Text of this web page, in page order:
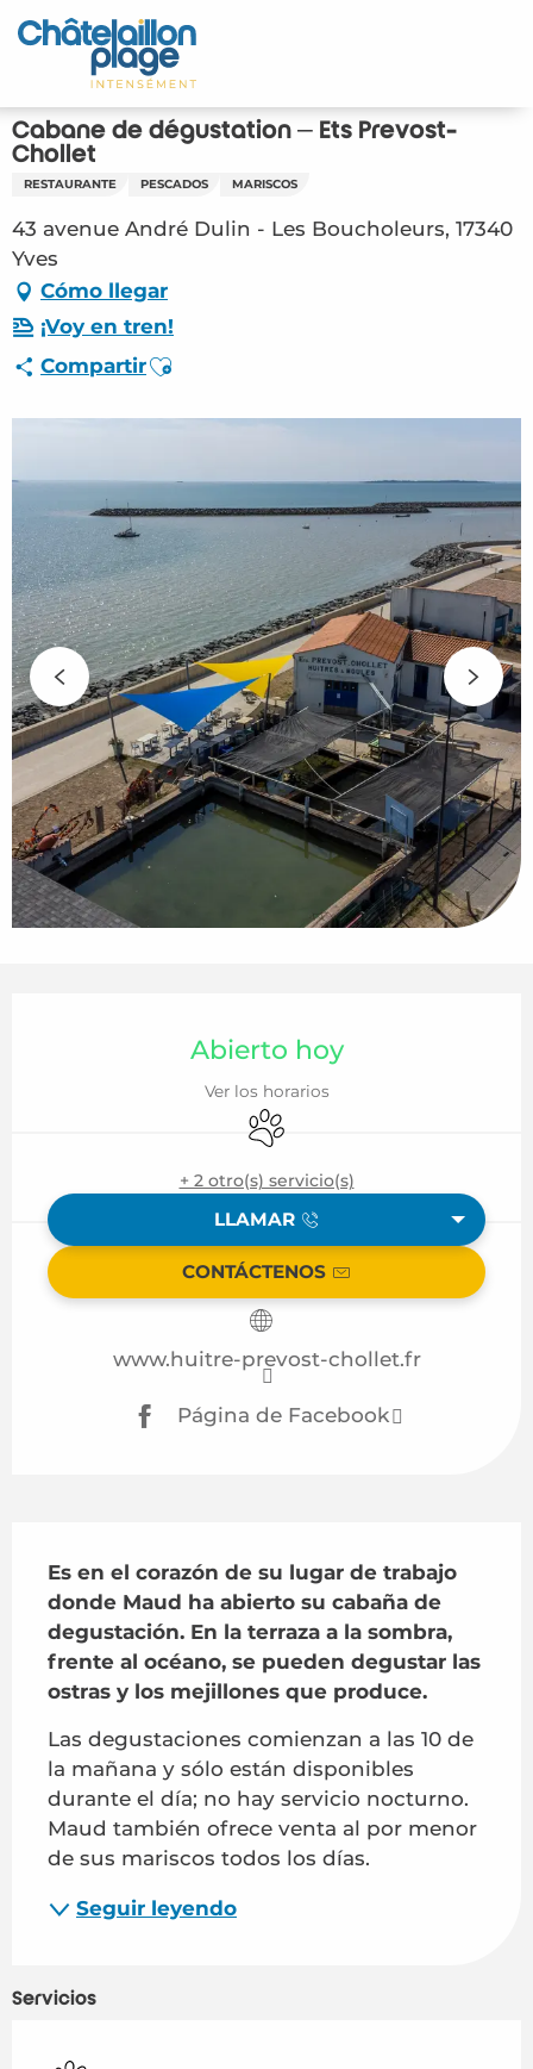
Aller
au
principal
Inicio – ES
Descubra
Vivir
Citas
Su estancia - ES
Cabane de dégustation – Ets Prevost-
Chollet
RESTAURANTE PESCADOS MARISCOS
43 avenue André Dulin - Les Boucholeurs, 17340
Yves
Cómo llegar
¡Voy en tren!
CompartirAjouter aux favoris
Abierto hoy
Ver los horarios
Se aceptan animales
+ 2 otro(s) servicio(s)
LLAMAR
CONTÁCTENOS
www.huitre-prevost-chollet.fr
Página de Facebook
Es en el corazón de su lugar de trabajo
donde Maud ha abierto su cabaña de
degustación. En la terraza a la sombra,
frente al océano, se pueden degustar las
ostras y los mejillones que produce.
Las degustaciones comienzan a las 10 de
la mañana y sólo están disponibles
durante el día; no hay servicio nocturno.
Maud también ofrece venta al por menor
de sus mariscos todos los días.
Seguir leyendo
Servicios